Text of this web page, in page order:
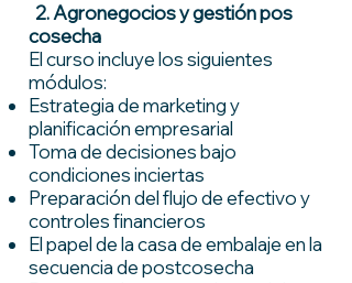
2. Agronegocios y gestión pos
cosecha
El curso incluye los siguientes
módulos:
Estrategia de marketing y
planificación empresarial
Toma de decisiones bajo
condiciones inciertas
Preparación del flujo de efectivo y
controles financieros
El papel de la casa de embalaje en la
secuencia de postcosecha